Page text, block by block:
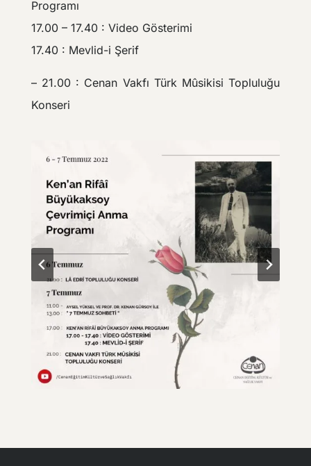
Programı
17.00 – 17.40 : Video Gösterimi
17.40 : Mevlid-i Şerif
– 21.00 : Cenan Vakfı Türk Mûsikisi Topluluğu
Konseri